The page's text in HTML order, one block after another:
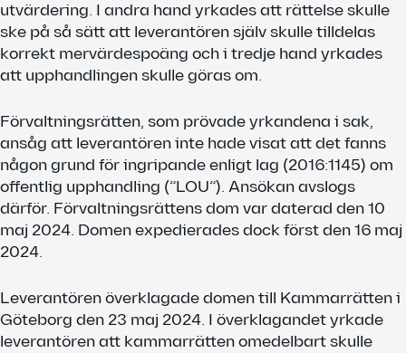
utvärdering. I andra hand yrkades att rättelse skulle
ske på så sätt att leverantören själv skulle tilldelas
korrekt mervärdespoäng och i tredje hand yrkades
att upphandlingen skulle göras om.
Förvaltningsrätten, som prövade yrkandena i sak,
ansåg att leverantören inte hade visat att det fanns
någon grund för ingripande enligt lag (2016:1145) om
offentlig upphandling (”LOU”). Ansökan avslogs
därför. Förvaltningsrättens dom var daterad den 10
maj 2024. Domen expedierades dock först den 16 maj
2024.
Leverantören överklagade domen till Kammarrätten i
Göteborg den 23 maj 2024. I överklagandet yrkade
leverantören att kammarrätten omedelbart skulle